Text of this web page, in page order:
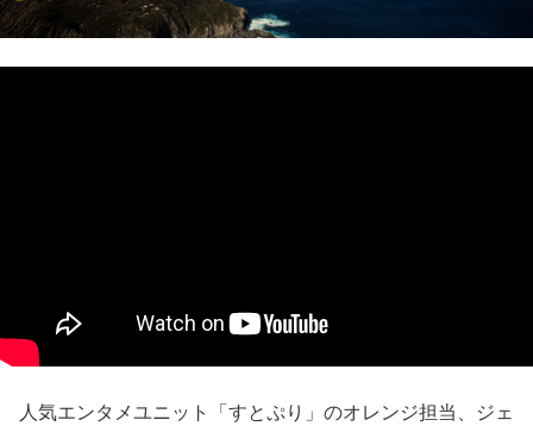
人気エンタメユニット「すとぷり」のオレンジ担当、ジェ